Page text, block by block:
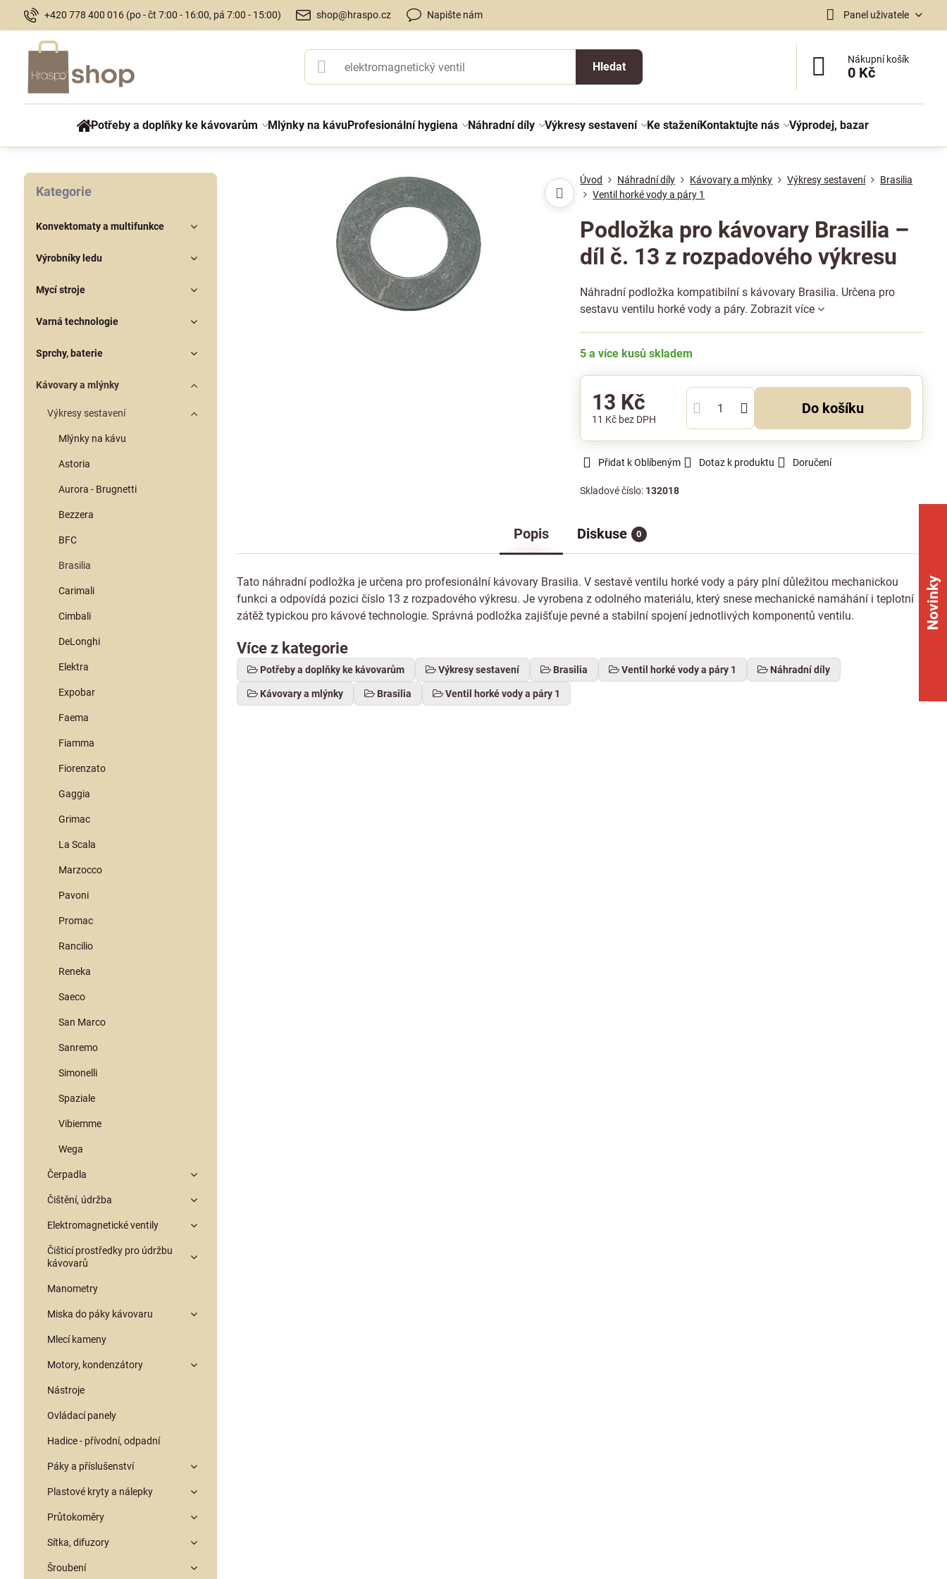
+420 778 400 016 (po - čt 7:00 - 16:00, pá 7:00 - 15:00) shop@hraspo.cz Napište nám Panel uživatele
Hledat
Nákupní košík
0 Kč
Potřeby a doplňky ke kávovarům Mlýnky na kávuProfesionální hygiena Náhradní díly Výkresy sestavení Ke staženíKontaktujte nás Výprodej, bazar
Úvod Náhradní díly Kávovary a mlýnky Výkresy sestavení
Brasilia
Ventil horké vody a páry 1
Podložka pro kávovary Brasilia –
díl č. 13 z rozpadového výkresu
Náhradní podložka kompatibilní s kávovary Brasilia. Určena pro
sestavu ventilu horké vody a páry.Zobrazit více
5 a více kusů skladem
13 Kč
11 Kč bez DPH
Do košíku
Přidat k Oblíbeným Dotaz k produktu Doručení
Skladové číslo: 132018
Popis Diskuse 0
Tato náhradní podložka je určena pro profesionální kávovary Brasilia. V sestavě ventilu horké vody a páry plní důležitou mechanickou
funkci a odpovídá pozici číslo 13 z rozpadového výkresu. Je vyrobena z odolného materiálu, který snese mechanické namáhání i teplotní
zátěž typickou pro kávové technologie. Správná podložka zajišťuje pevné a stabilní spojení jednotlivých komponentů ventilu.
Více z kategorie
Potřeby a doplňky ke kávovarům Výkresy sestavení Brasilia Ventil horké vody a páry 1 Náhradní díly
Kávovary a mlýnky Brasilia Ventil horké vody a páry 1
Kategorie
Konvektomaty a multifunkce
Výrobníky ledu
Mycí stroje
Varná technologie
Sprchy, baterie
Kávovary a mlýnky
Výkresy sestavení
Mlýnky na kávu
Astoria
Aurora - Brugnetti
Bezzera
BFC
Brasilia
Carimali
Cimbali
DeLonghi
Elektra
Expobar
Faema
Fiamma
Fiorenzato
Gaggia
Grimac
La Scala
Marzocco
Pavoni
Promac
Rancilio
Reneka
Saeco
San Marco
Sanremo
Simonelli
Spaziale
Vibiemme
Wega
Čerpadla
Čištění, údržba
Elektromagnetické ventily
Čišticí prostředky pro údržbu
kávovarů
Manometry
Miska do páky kávovaru
Mlecí kameny
Motory, kondenzátory
Nástroje
Ovládací panely
Hadice - přívodní, odpadní
Páky a příslušenství
Plastové kryty a nálepky
Průtokoměry
Sítka, difuzory
Šroubení
Novinky